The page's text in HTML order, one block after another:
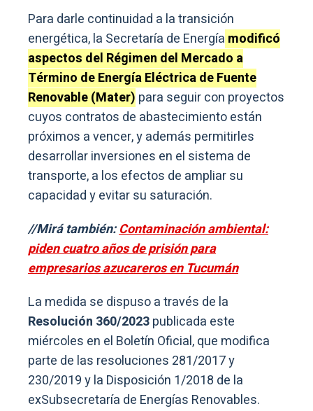
Para darle continuidad a la transición
energética, la Secretaría de Energía modificó
aspectos del Régimen del Mercado a
Término de Energía Eléctrica de Fuente
Renovable (Mater) para seguir con proyectos
cuyos contratos de abastecimiento están
próximos a vencer, y además permitirles
desarrollar inversiones en el sistema de
transporte, a los efectos de ampliar su
capacidad y evitar su saturación.
//Mirá también:Contaminación ambiental:
piden cuatro años de prisión para
empresarios azucareros en Tucumán
La medida se dispuso a través de la
Resolución 360/2023publicada este
miércoles en el Boletín Oficial, que modifica
parte de las resoluciones 281/2017 y
230/2019 y la Disposición 1/2018 de la
exSubsecretaría de Energías Renovables.